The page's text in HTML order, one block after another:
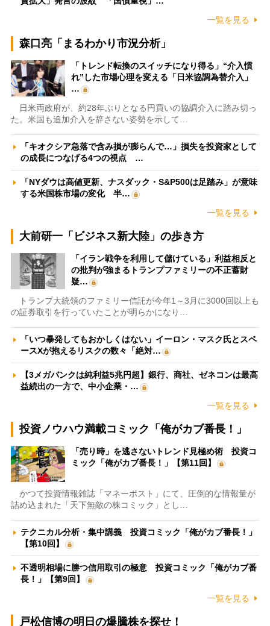
一覧を見る
森口亮「まるわかり市況分析」
「トレンド転換のスイッチになり得る」“介入慣
れ”した市場心理を変える「日米協調為替介入」
…
日米両政府が、約28年ぶりとなる円買いの協調介入に踏み切っ
た。米国も追加介入を辞さない姿勢を示して…
「キオクシア急落で含み損が膨らんで…」損失を投資家として
の成長につなげる4つの視点 …
「NYダウは高値更新、ナスダック・S&P500は足踏み」が意味
する米国株市場の変化 半…
一覧を見る
大前研一「ビジネス新大陸」の歩き方
「イラン戦争を利用して儲けている」利益相反と
の批判が強まるトランプファミリーの不正蓄財
疑…
トランプ大統領のファミリー信託が今年1～3月に3000回以上も
の証券取引を行っていたことが明らかになり…
「いつ暴発してもおかしくはない」イーロン・マスク氏とスペ
ースXが抱えるリスクの数々「絶対…
【3メガバンクは純利益5兆円超】銀行、商社、ゼネコンは最高
益続出の一方で、中小企業・…
一覧を見る
投資ノウハウ満載コミック「俺がカブ番長！」
「売り時」を逃さないトレンド見極め術 投資コ
ミック「俺がカブ番長！」【第11回】
かつて投資情報雑誌「マネーポスト」にて、圧倒的な情報量が
詰め込まれた「天下無敵の株コミック」とし…
テクニカル分析・集中講義 投資コミック「俺がカブ番長！」
【第10回】
不透明相場に勝つ信用取引の極意 投資コミック「俺がカブ番
長！」【第9回】
一覧を見る
戸松信博の明日の爆騰株を探せ！